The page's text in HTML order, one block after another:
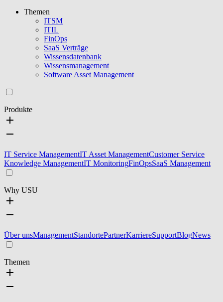
Themen
ITSM
ITIL
FinOps
SaaS Verträge
Wissensdatenbank
Wissensmanagement
Software Asset Management
Produkte
IT Service ManagementIT Asset ManagementCustomer Service
Knowledge ManagementIT MonitoringFinOpsSaaS Management
Why USU
Über unsManagementStandortePartnerKarriereSupportBlogNews
Themen